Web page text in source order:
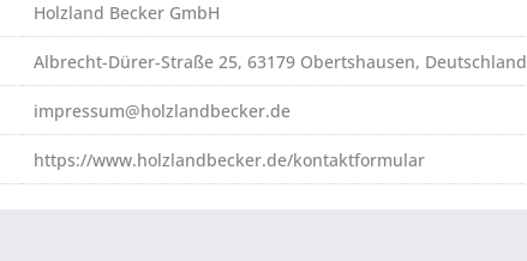
Holzland Becker GmbH
Albrecht-Dürer-Straße 25, 63179 Obertshausen, Deutschland
impressum@holzlandbecker.de
https://www.holzlandbecker.de/kontaktformular